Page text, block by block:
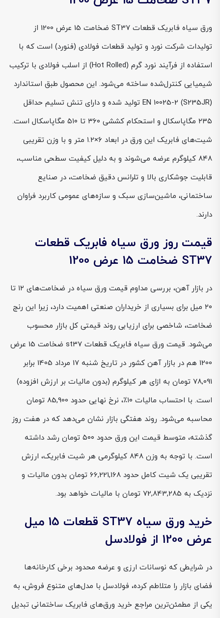
ورق سیاه فابریک قطعات ST37 ضخامت 15 عرض 1200 از
تولیدات شرکت نورد و تولید قطعات فولادی (فنورد) است که با
استفاده از فرآیند نورد گرم (Hot Rolled) از اسلب فولادی با ترکیب
شیمیایی کنترل‌شده ساخته می‌شود. این محصول طبق استاندارد
EN 10025-2 (S235JR) تولید شده و دارای تنش تسلیم حداقل
۲۳۵ مگاپاسکال و استحکام کششی ۳۶۰ تا ۵۱۰ مگاپاسکال است.
شیت‌های فابریک این ورق در ابعاد ۶×۱.۲ متر و با وزن تقریبی
۸۴۸ کیلوگرم عرضه می‌شوند و به دلیل کیفیت سطحی مناسب،
قابلیت جوشکاری بالا و تلرانس دقیق ضخامت، در صنایع
ساختمانی، ماشین‌سازی سبک و سازه‌های عمومی کاربرد فراوان
دارند.
قیمت روز ورق سیاه فابریک قطعات
ST37 ضخامت 15 عرض 1200
در بازار آهن، بررسی مداوم قیمت ورق سیاه در ضخامت‌های ۱۲ تا
۲۰ میل برای بسیاری از خریداران صنعتی اهمیت دارد، زیرا این رنج
ضخامت، شاخصی برای ارزیابی روند قیمتی کل بازار محسوب
می‌شود. قیمت ورق سیاه فابریک قطعات st37 ضخامت 15 عرض
1200 هم در بازار آهن کشور در تاریخ شنبه 17 مرداد 1405 برابر
78,091 تومان به ازای هر کیلوگرم (بدون مالیات بر ارزش افزوده)
است. با احتساب مالیات ۱۰٪، نرخ نهایی حدود 85,900 تومان
محاسبه می‌شود. روند هفتگی بازار نشان می‌دهد که در هفت روز
گذشته، متوسط قیمت این ورق حدود ۵۰۰ تومان رشد داشته
است. با توجه به وزن ۸۴۸ کیلوگرمی هر شیت فابریک، ارزش
تقریبی یک شیت کامل حدود 66,221,168 تومان بدون مالیات و
نزدیک به 72,843,285 تومان با مالیات خواهد بود.
خرید ورق سیاه ST37 قطعات 15 میل
عرض 1200 از فولادسل
در شرایطی که نوسانات ارزی و عرضه محدود برخی کارخانه‌ها
فضای بازار را متلاطم کرده، فولادسل با مدل‌های متنوع فروش، به
یکی از مطمئن‌ترین مراجع خرید ورق‌های فابریک ساختمانی تبدیل